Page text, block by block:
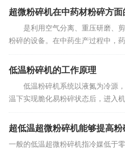
到要求的物料从粉碎室引到集料箱
超微粉碎机在中药材粉碎方面
是利用空气分离、重压研磨、剪
粉碎的设备。在中药生产过程中，
药材在粉碎过程中，应尽量保持药
而超微粉碎机在中药材粉碎方面
低温粉碎机的工作原理
低温粉碎机系统以液氮为冷源，
温下实现脆化易粉碎状态后，进入
高速旋转，物料与叶片，齿盘，物
击，碰撞，剪切，摩擦等综合作用
超低温超微粉碎机能够提高
一般的低温超微粉碎机指冷媒低于